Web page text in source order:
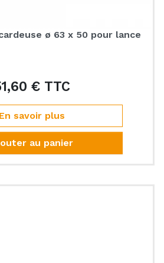
ø 63 x 50 pour lance
€ TTCPrix
En savoir plus
au panier